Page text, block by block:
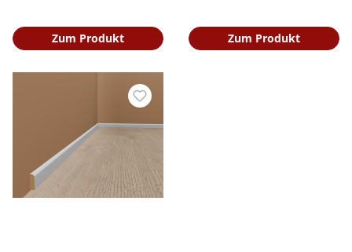
Zum Produkt Zum Produkt